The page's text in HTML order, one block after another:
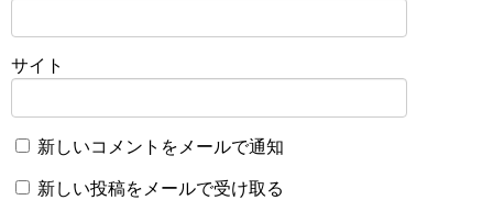
サイト
新しいコメントをメールで通知
新しい投稿をメールで受け取る